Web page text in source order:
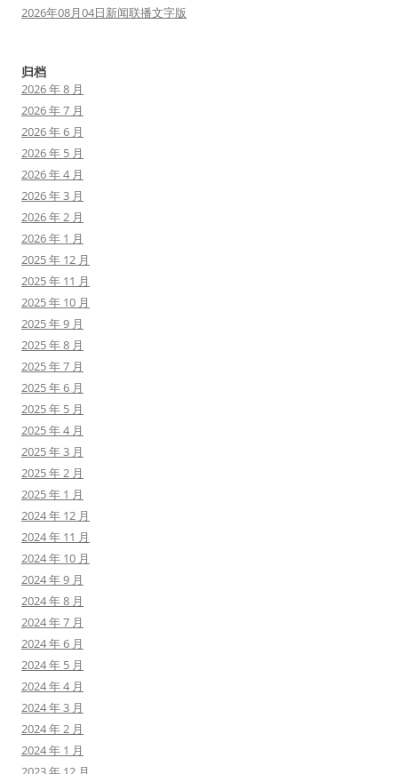
2026年08月04日新闻联播文字版
归档
2026 年 8 月
2026 年 7 月
2026 年 6 月
2026 年 5 月
2026 年 4 月
2026 年 3 月
2026 年 2 月
2026 年 1 月
2025 年 12 月
2025 年 11 月
2025 年 10 月
2025 年 9 月
2025 年 8 月
2025 年 7 月
2025 年 6 月
2025 年 5 月
2025 年 4 月
2025 年 3 月
2025 年 2 月
2025 年 1 月
2024 年 12 月
2024 年 11 月
2024 年 10 月
2024 年 9 月
2024 年 8 月
2024 年 7 月
2024 年 6 月
2024 年 5 月
2024 年 4 月
2024 年 3 月
2024 年 2 月
2024 年 1 月